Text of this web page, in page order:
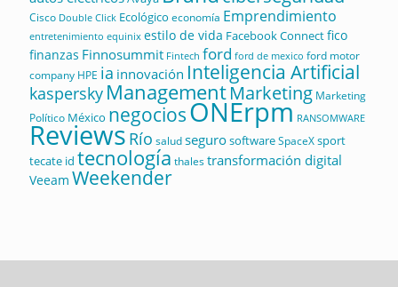
Cisco Double Click Ecológico economía Emprendimiento
entretenimiento equinix estilo de vida Facebook Connectfico
finanzas Finnosummit Fintech ford ford de mexico ford motor
company HPE ia innovación Inteligencia Artificial
kaspersky ManagementMarketing Marketing
Político México negociosONErpm RANSOMWARE
Reviews Río saludsegurosoftwareSpaceXsport
tecate id tecnología thalestransformación digital
Veeam Weekender